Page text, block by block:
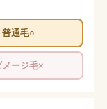
普通毛○
メージ毛×